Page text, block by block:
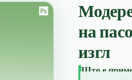
на
изгл
Што е